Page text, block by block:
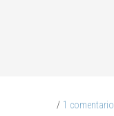
1 comentario